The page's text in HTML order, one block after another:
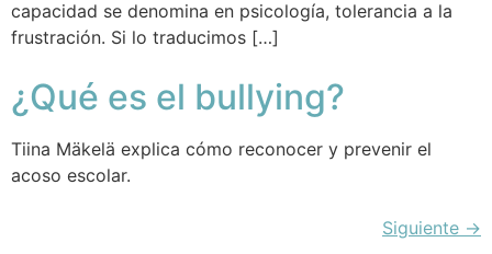
capacidad se denomina en psicología, tolerancia a la
frustración. Si lo traducimos […]
¿Qué es el bullying?
Tiina Mäkelä explica cómo reconocer y prevenir el
acoso escolar.
Siguiente →